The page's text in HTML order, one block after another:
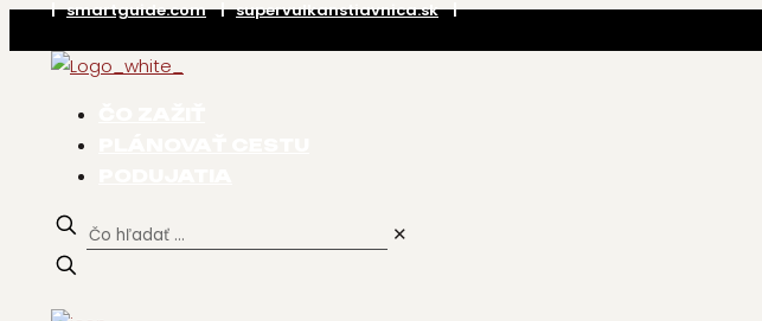
|smartguide.com|supervulkanstiavnica.sk|
✕